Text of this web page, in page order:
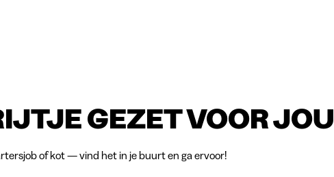
GEZET VOOR JOU
of kot — vind het in je buurt en ga ervoor!